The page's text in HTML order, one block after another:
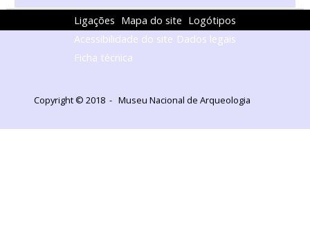
Ligações Mapa do site Logótipos
Acessibilidade do site Dados legais
Ficha técnica
Copyright © 2018 - Museu Nacional de Arqueologia